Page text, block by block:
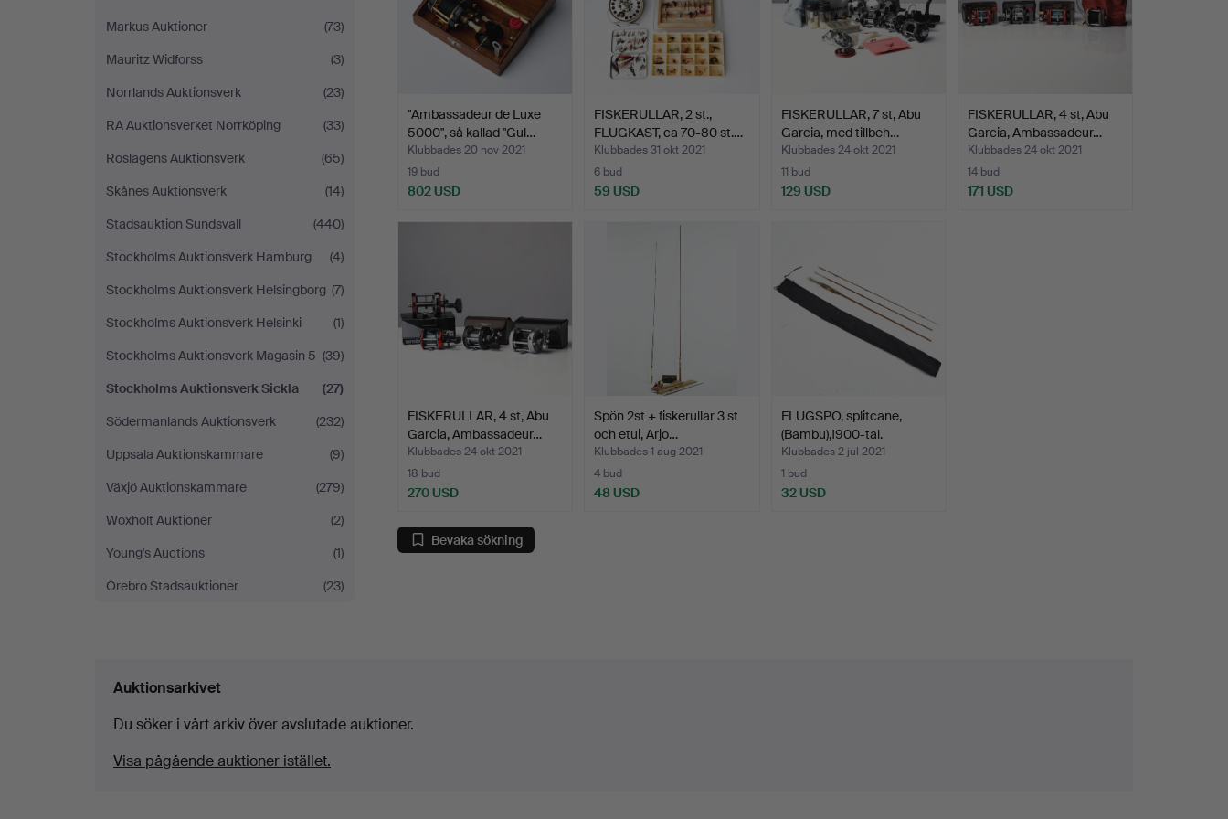
Markus Auktioner
(73)
Mauritz Widforss
(3)
Norrlands Auktionsverk
(23)
RA Auktionsverket Norrköping
(33)
Roslagens Auktionsverk
(65)
Skånes Auktionsverk
(14)
Stadsauktion Sundsvall
(440)
Stockholms Auktionsverk Hamburg
(4)
Stockholms Auktionsverk Helsingborg (7)
Stockholms Auktionsverk Helsinki
(1)
Stockholms Auktionsverk Magasin 5 (39)
Stockholms Auktionsverk Sickla
(27)
Södermanlands Auktionsverk
(232)
Uppsala Auktionskammare
(9)
Växjö Auktionskammare
(279)
Woxholt Auktioner
(2)
Young's Auctions
(1)
Örebro Stadsauktioner
(23)
"Ambassadeur de Luxe
5000", så kallad "Gul…
Klubbades 20 nov 2021
19 bud
802 USD
FISKERULLAR, 2 st.,
FLUGKAST, ca 70-80 st.…
Klubbades 31 okt 2021
6 bud
59 USD
FISKERULLAR, 7 st, Abu
Garcia, med tillbeh…
Klubbades 24 okt 2021
11 bud
129 USD
FISKERULLAR, 4 st, Abu
Garcia, Ambassadeur…
Klubbades 24 okt 2021
14 bud
171 USD
FISKERULLAR, 4 st, Abu
Garcia, Ambassadeur…
Klubbades 24 okt 2021
18 bud
270 USD
Spön 2st + fiskerullar 3 st
och etui, Arjo…
Klubbades 1 aug 2021
4 bud
48 USD
FLUGSPÖ, splitcane,
(Bambu),1900-tal.
Klubbades 2 jul 2021
1 bud
32 USD
Bevaka sökning
Auktionsarkivet
Du söker i vårt arkiv över avslutade auktioner.
Visa pågående auktioner istället.